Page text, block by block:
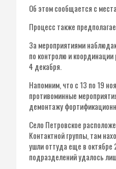
Об этом сообщается с
Процесс также
За мероприятиями
по контролю и
4 декабря.
Напомним, что с 13 по 19
противоминные
демонтажу
Село Петровское
Контактной группы, там
ушли оттуда еще в октябре
подразделений удалось